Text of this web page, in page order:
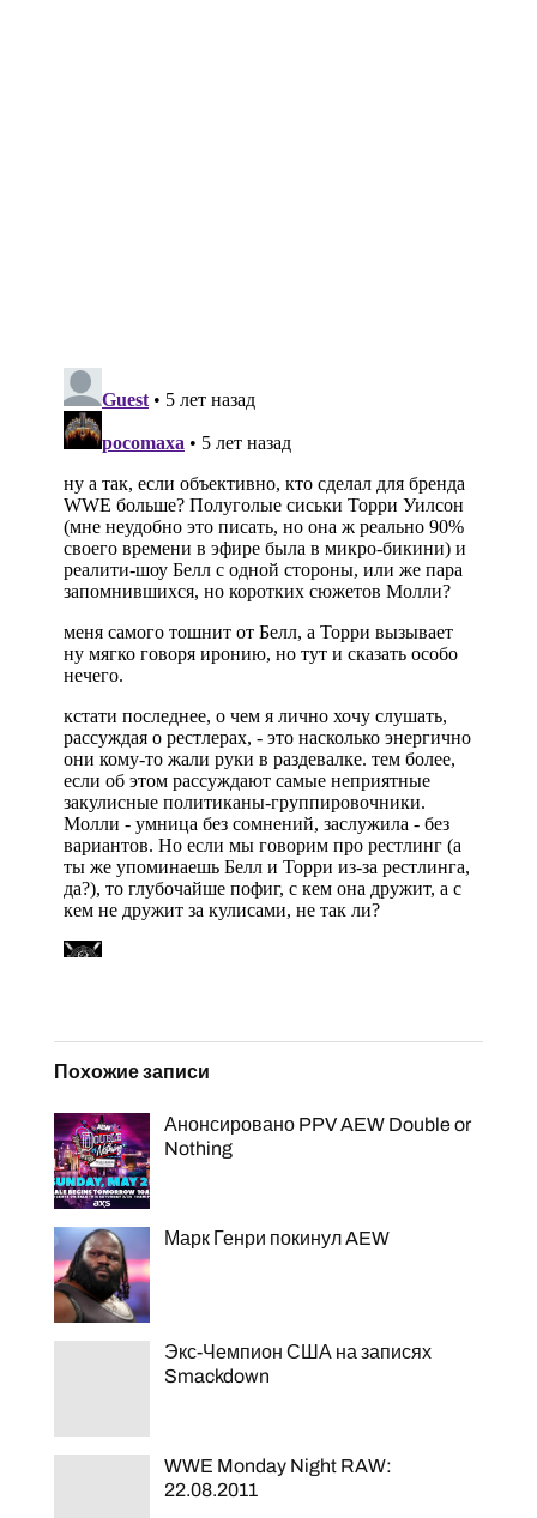
Похожие записи
Анонсировано PPV AEW Double or
Nothing
Марк Генри покинул AEW
Экс-Чемпион США на записях
Smackdown
WWE Monday Night RAW:
22.08.2011